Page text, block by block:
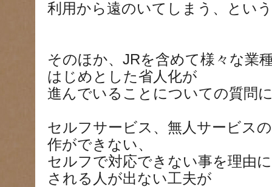
利用から遠のいてしまう、とい
そのほか、JRを含めて様々な業
はじめとした省人化が
進んでいることについての質問
セルフサービス、無人サービス
作ができない、
セルフで対応できない事を理由
される人が出ない工夫が